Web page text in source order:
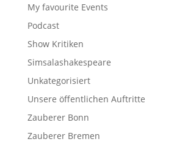
My favourite Events
Podcast
Show Kritiken
Simsalashakespeare
Unkategorisiert
Unsere öffentlichen Auftritte
Zauberer Bonn
Zauberer Bremen